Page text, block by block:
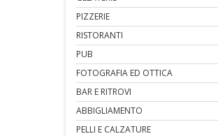
PIZZERIE
RISTORANTI
PUB
FOTOGRAFIA ED OTTICA
BAR E RITROVI
ABBIGLIAMENTO
PELLI E CALZATURE